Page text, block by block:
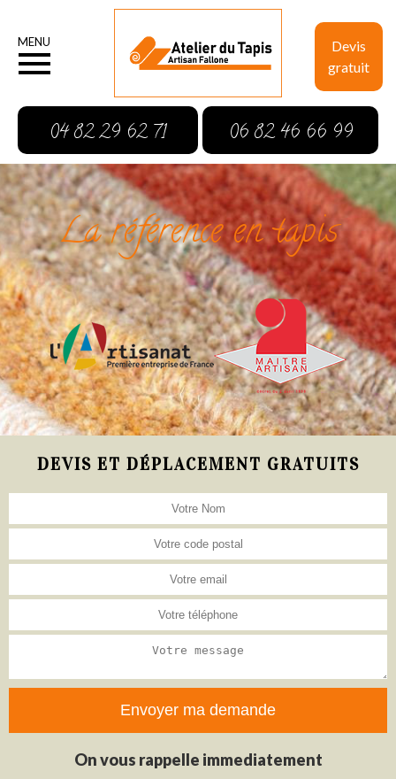
Devis
gratuit
MENU
04 82 29 62 71 06 82 46 66 99
La référence en tapis
DEVIS ET DÉPLACEMENT GRATUITS
On vous rappelle immediatement